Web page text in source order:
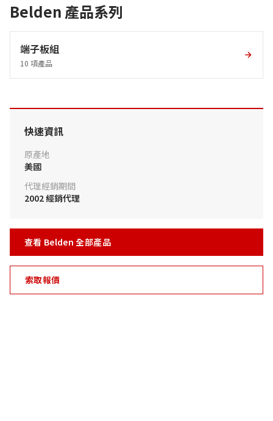
Belden 產品系列
端子板組
10 項產品
快速資訊
原產地
美國
代理經銷期間
2002 經銷代理
查看 Belden 全部產品
索取報價